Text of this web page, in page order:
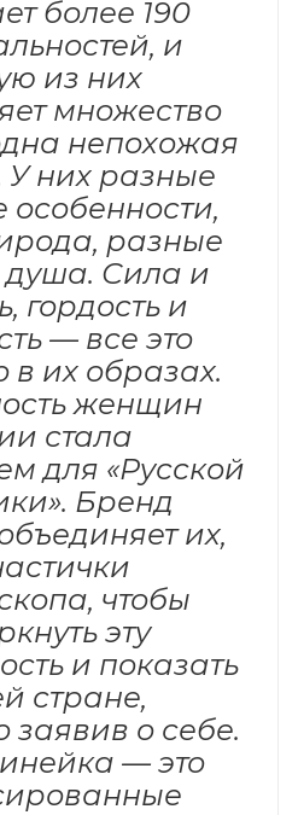
более 190
и
из них
множество
непохожая
У них разные
особенности,
разные
душа. Сила и
гордость и
— все это
их образах.
женщин
стала
для «Русской
Бренд
их,
чтобы
эту
и показать
стране,
о себе.
— это